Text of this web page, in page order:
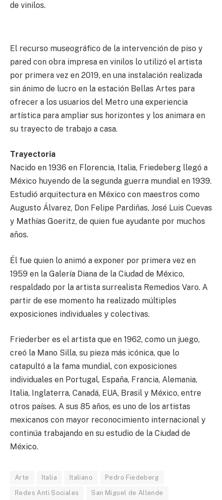
de vinilos.
El recurso museográfico de la intervención de piso y
pared con obra impresa en vinilos lo utilizó el artista
por primera vez en 2019, en una instalación realizada
sin ánimo de lucro en la estación Bellas Artes para
ofrecer a los usuarios del Metro una experiencia
artística para ampliar sus horizontes y los animara en
su trayecto de trabajo a casa.
Trayectoria
Nacido en 1936 en Florencia, Italia, Friedeberg llegó a
México huyendo de la segunda guerra mundial en 1939.
Estudió arquitectura en México con maestros como
Augusto Álvarez, Don Felipe Pardiñas, José Luis Cuevas
y Mathías Goeritz, de quien fue ayudante por muchos
años.
Él fue quien lo animó a exponer por primera vez en
1959 en la Galería Diana de la Ciudad de México,
respaldado por la artista surrealista Remedios Varo. A
partir de ese momento ha realizado múltiples
exposiciones individuales y colectivas.
Friederber es el artista que en 1962, como un juego,
creó la Mano Silla, su pieza más icónica, que lo
catapultó a la fama mundial, con exposiciones
individuales en Portugal, España, Francia, Alemania,
Italia, Inglaterra, Canadá, EUA, Brasil y México, entre
otros países. A sus 85 años, es uno de los artistas
mexicanos con mayor reconocimiento internacional y
continúa trabajando en su estudio de la Ciudad de
México.
Arte Italia Italiano Pedro Fiedeberg
Redes Anti Sociales San Miguel de Allende